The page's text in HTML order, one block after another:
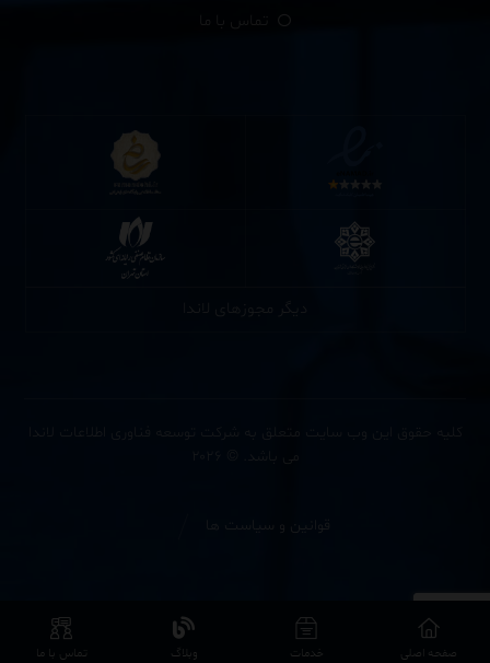
دیگر مجوزهای لاندا
کلیه حقوق این وب سایت متعلق به شرکت توسعه فناوری اطلاعات لاندا
قوانین و سیاست ها
صفحه اصلی خدمات وبلاگ تماس با ما